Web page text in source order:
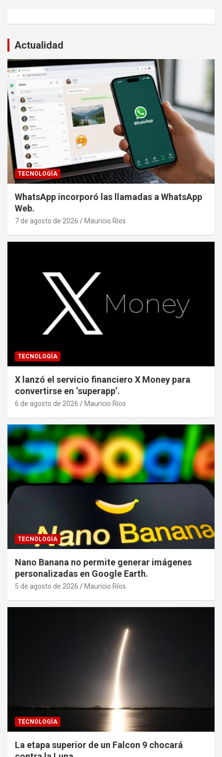
Actualidad
TECNOLOGÍA
WhatsApp incorporó las llamadas a WhatsApp
Web.
7 de agosto de 2026 Mauricio Ríos
TECNOLOGÍA
X lanzó el servicio financiero X Money para
convertirse en ‘superapp’.
6 de agosto de 2026 Mauricio Ríos
TECNOLOGÍA
Nano Banana no permite generar imágenes
personalizadas en Google Earth.
5 de agosto de 2026 Mauricio Ríos
TECNOLOGÍA
La etapa superior de un Falcon 9 chocará